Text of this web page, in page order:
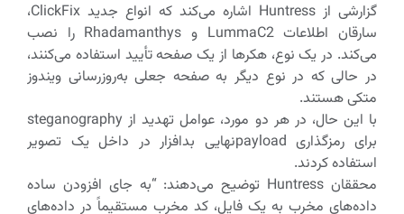
گزارشی از Huntress اشاره می‌کند که انواع جدید ClickFix،
سارقان اطلاعات LummaC2 و Rhadamanthys را نصب
می‌کند. در یک نوع، هکرها از یک صفحه تأیید استفاده می‌کنند،
در حالی که در نوع دیگر به صفحه جعلی به‌روزرسانی ویندوز
متکی هستند.
با این حال، در هر دو مورد، عوامل تهدید از steganography
برای رمزگذاری payloadنهایی بدافزار در داخل یک تصویر
استفاده کردند.
محققان Huntress توضیح می‌دهند: “به جای افزودن ساده
داده‌های مخرب به یک فایل، کد مخرب مستقیماً در داده‌های